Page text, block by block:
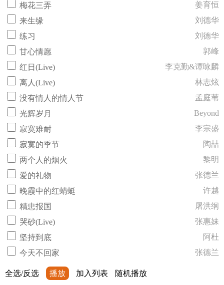
梅花三弄
姜育恒
来生缘
刘德华
练习
刘德华
甘心情愿
郭峰
红日(Live)
李克勤&谭咏麟
离人(Live)
林志炫
没有情人的情人节
孟庭苇
光辉岁月
Beyond
寂寞难耐
李宗盛
寂寞的季节
陶喆
两个人的烟火
黎明
爱的礼物
张德兰
晚霞中的红蜻蜓
许越
精忠报国
屠洪纲
哭砂(Live)
张惠妹
坚持到底
阿杜
今天不回家
张德兰
全选/反选 播放 加入列表 随机播放